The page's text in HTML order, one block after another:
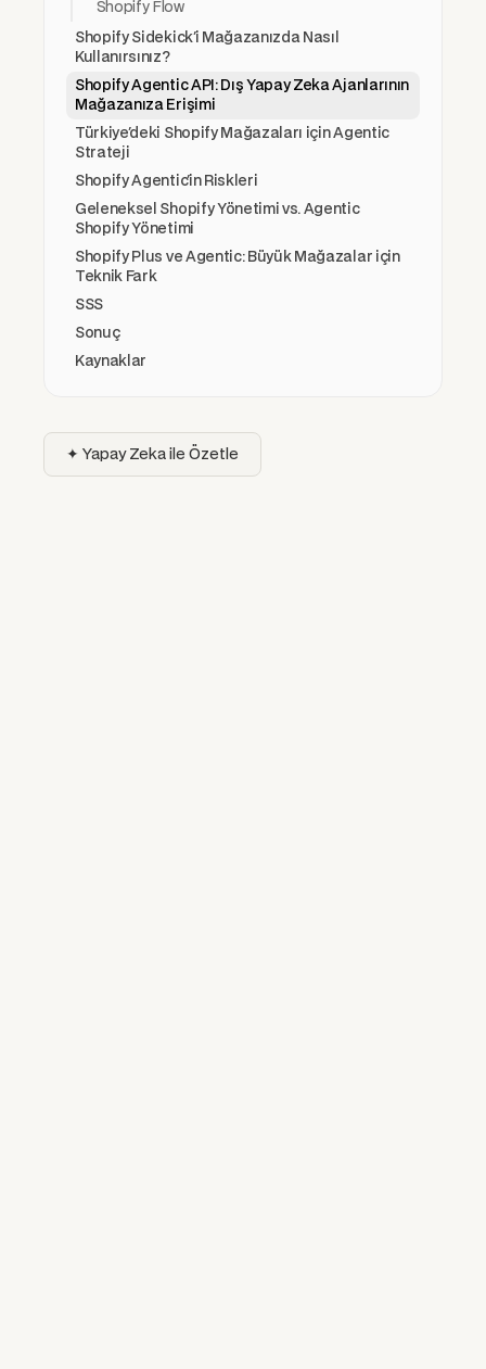
Shopify Flow
Shopify Sidekick'i Mağazanızda Nasıl
Kullanırsınız?
Shopify Agentic API: Dış Yapay Zeka Ajanlarının
Mağazanıza Erişimi
Türkiye'deki Shopify Mağazaları için Agentic
Strateji
Shopify Agentic'in Riskleri
Geleneksel Shopify Yönetimi vs. Agentic
Shopify Yönetimi
Shopify Plus ve Agentic: Büyük Mağazalar için
Teknik Fark
SSS
Sonuç
Kaynaklar
✦ Yapay Zeka ile Özetle